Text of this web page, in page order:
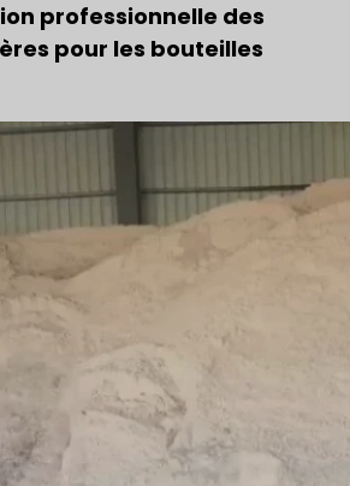
professionnelle des
pour les bouteilles